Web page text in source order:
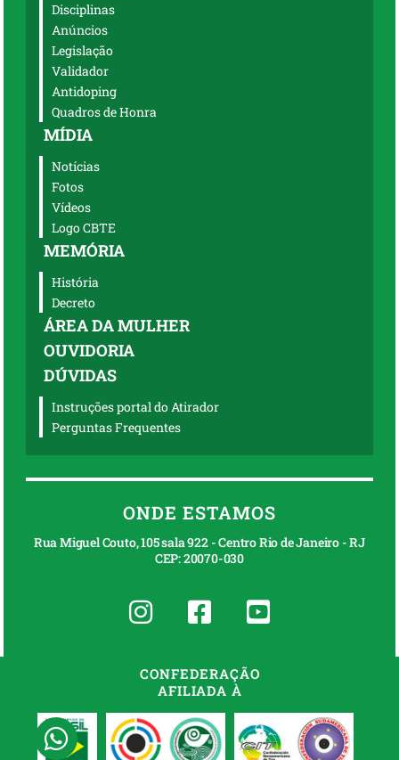
Disciplinas
Anúncios
Legislação
Validador
Antidoping
Quadros de Honra
MÍDIA
Notícias
Fotos
Vídeos
Logo CBTE
MEMÓRIA
História
Decreto
ÁREA DA MULHER
OUVIDORIA
DÚVIDAS
Instruções portal do Atirador
Perguntas Frequentes
ONDE ESTAMOS
Rua Miguel Couto, 105 sala 922 - Centro Rio de Janeiro - RJ
CEP: 20070-030
CONFEDERAÇÃO
AFILIADA À